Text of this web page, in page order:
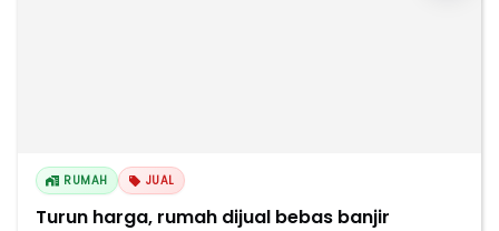
RUMAH JUAL
Turun harga, rumah dijual bebas banjir